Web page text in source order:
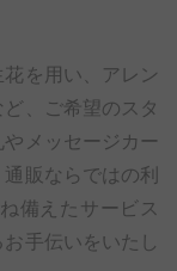
を用い、アレン
、ご希望のスタ
メッセージカー
販ならではの利
備えたサービス
手伝いをいたし